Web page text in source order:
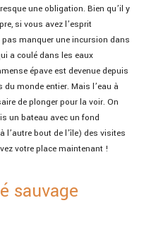
une obligation. Bien qu’il y
si vous avez l’esprit
manquer une incursion dans
a coulé dans les eaux
épave est devenue depuis
monde entier. Mais l’eau à
de plonger pour la voir. On
un bateau avec un fond
l’autre bout de l’île) des visites
votre place maintenant !
sauvage